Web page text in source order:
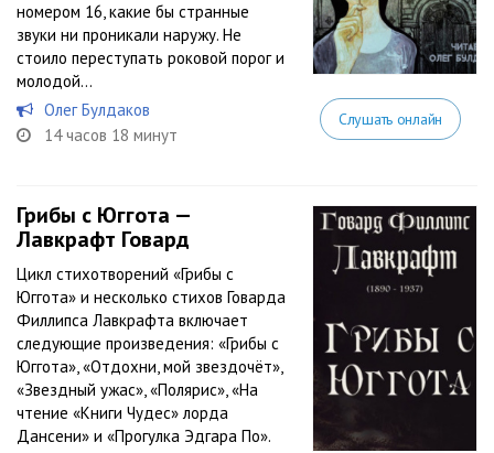
номером 16, какие бы странные
звуки ни проникали наружу. Не
стоило переступать роковой порог и
молодой...
Олег Булдаков
14 часов 18 минут
Слушать онлайн
Грибы с Юггота —
Лавкрафт Говард
Цикл стихотворений «Грибы с
Юггота» и несколько стихов Говарда
Филлипса Лавкрафта включает
следующие произведения: «Грибы с
Юггота», «Отдохни, мой звездочёт»,
«Звездный ужас», «Полярис», «На
чтение «Книги Чудес» лорда
Дансени» и «Прогулка Эдгара По».